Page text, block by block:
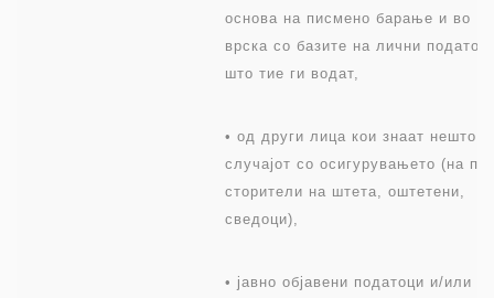
основа на писмено барање и во
врска со базите на лични
што тие ги водат,
• од други лица кои знаат нешто
случајот со осигурувањето (на пр.
сторители на штета, оштетени,
сведоци),
• јавно објавени податоци и/или